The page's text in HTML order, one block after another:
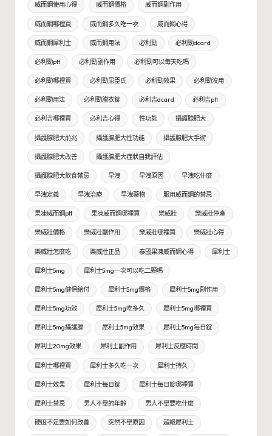
威而鋼使用心得 威而鋼價格 威而鋼副作用
威而鋼哪裡買 威而鋼多久吃一次 威而鋼心得
威而鋼犀利士 威而鋼用法 必利勁 必利勁dcard
必利勁ptt 必利勁副作用 必利勁可以每天吃嗎
必利勁哪裡買 必利勁屈臣氏 必利勁效果 必利勁沒用
必利勁用法 必利勁膜衣錠 必利吉dcard 必利吉ptt
必利吉哪裡買 必利吉心得 性功能 攝護腺肥大
攝護腺肥大前兆 攝護腺肥大性功能 攝護腺肥大手術
攝護腺肥大改善 攝護腺肥大症狀自我評估
攝護腺肥大飲食禁忌 早洩 早洩原因 早洩吃什麼
早洩定義 早洩治療 早洩藥物 服用威而鋼的禁忌
果凍威而鋼ptt 果凍威而鋼哪裡買 樂威壯 樂威壯停產
樂威壯價格 樂威壯副作用 樂威壯哪裡買 樂威壯心得
樂威壯怎麼吃 樂威壯正品 泰國果凍威而鋼心得 犀利士
犀利士5mg 犀利士5mg一次可以吃二顆嗎
犀利士5mg健保給付 犀利士5mg價格 犀利士5mg副作用
犀利士5mg功效 犀利士5mg吃多久 犀利士5mg哪裡買
犀利士5mg攝護腺 犀利士5mg效果 犀利士5mg每日錠
犀利士20mg效果 犀利士副作用 犀利士反應時間
犀利士哪裡買 犀利士多久吃一次 犀利士持久
犀利士效果 犀利士每日錠 犀利士每日錠哪裡買
犀利士禁忌 男人不舉的年齡 男人不舉要吃什麼
硬度不足要如何改善 突然不舉原因 超級犀利士